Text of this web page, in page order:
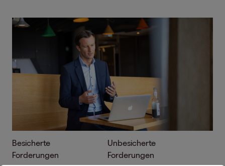
Besicherte
Forderungen
Unbesicherte
Forderungen